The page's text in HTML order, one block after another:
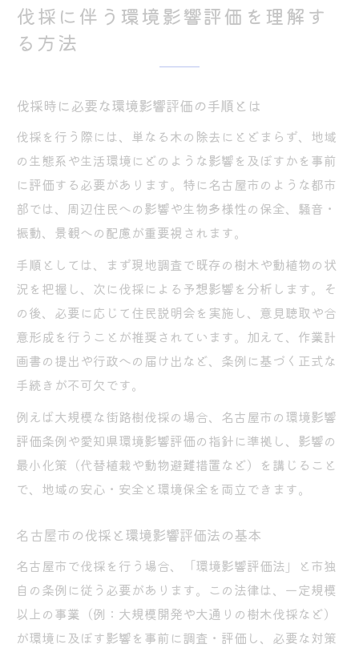
伐採に伴う環境影響評価を理解す
る方法
伐採時に必要な環境影響評価の手順とは
伐採を行う際には、単なる木の除去にとどまらず、地域
の生態系や生活環境にどのような影響を及ぼすかを事前
に評価する必要があります。特に名古屋市のような都市
部では、周辺住民への影響や生物多様性の保全、騒音・
振動、景観への配慮が重要視されます。
手順としては、まず現地調査で既存の樹木や動植物の状
況を把握し、次に伐採による予想影響を分析します。そ
の後、必要に応じて住民説明会を実施し、意見聴取や合
意形成を行うことが推奨されています。加えて、作業計
画書の提出や行政への届け出など、条例に基づく正式な
手続きが不可欠です。
例えば大規模な街路樹伐採の場合、名古屋市の環境影響
評価条例や愛知県環境影響評価の指針に準拠し、影響の
最小化策（代替植栽や動物避難措置など）を講じること
で、地域の安心・安全と環境保全を両立できます。
名古屋市の伐採と環境影響評価法の基本
名古屋市で伐採を行う場合、「環境影響評価法」と市独
自の条例に従う必要があります。この法律は、一定規模
以上の事業（例：大規模開発や大通りの樹木伐採など）
が環境に及ぼす影響を事前に調査・評価し、必要な対策